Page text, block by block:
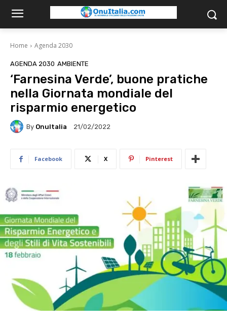
Home Agenda 2030
AGENDA 2030 AMBIENTE
‘Farnesina Verde’, buone pratiche
nella Giornata mondiale del
risparmio energetico
By OnuItalia 21/02/2022
Facebook X Pinterest